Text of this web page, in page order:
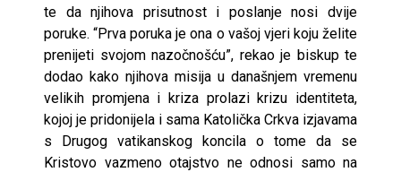
te da njihova prisutnost i poslanje nosi dvije
poruke. “Prva poruka je ona o vašoj vjeri koju želite
prenijeti svojom nazočnošću”, rekao je biskup te
dodao kako njihova misija u današnjem vremenu
velikih promjena i kriza prolazi krizu identiteta,
kojoj je pridonijela i sama Katolička Crkva izjavama
s Drugog vatikanskog koncila o tome da se
Kristovo vazmeno otajstvo ne odnosi samo na